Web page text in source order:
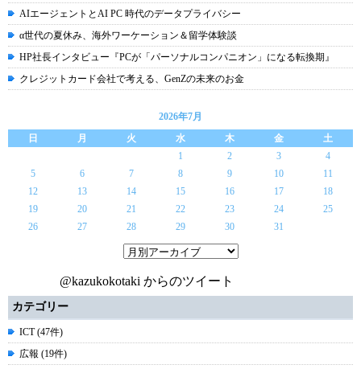
AIエージェントとAI PC 時代のデータプライバシー
α世代の夏休み、海外ワーケーション＆留学体験談
HP社長インタビュー『PCが「パーソナルコンパニオン」になる転換期』
クレジットカード会社で考える、GenZの未来のお金
2026年7月
日
月 火 水 木 金
土
1
2 3
4
5
6 7 8 9 10
11
12
13 14 15 16 17
18
19
20 21 22 23 24
25
26
27 28 29 30 31
@kazukokotaki からのツイート
カテゴリー
ICT (47件)
広報 (19件)